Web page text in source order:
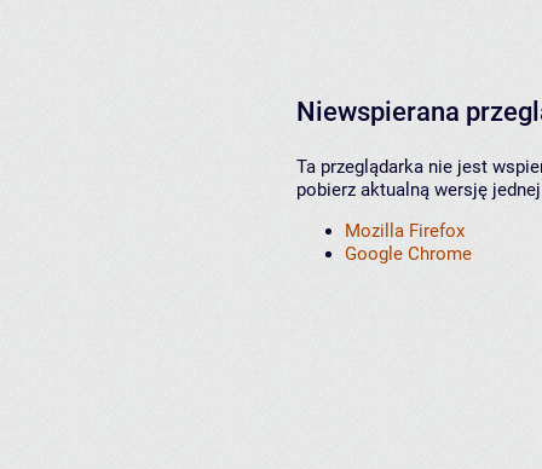
Niewspierana
Ta przeglądarka nie jest
pobierz aktualną wersję
Mozilla Firefox
Google Chrome